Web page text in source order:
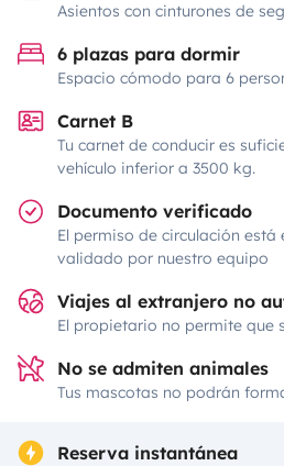
Asientos con cinturones de
6 plazas para dormir
Espacio cómodo para 6
Carnet B
Tu carnet de conducir es
vehículo inferior a 3500 kg.
Documento verificado
El permiso de circulación está
validado por nuestro equipo
Viajes al extranjero no
El propietario no permite que
No se admiten animales
Tus mascotas no podrán
Reserva instantánea